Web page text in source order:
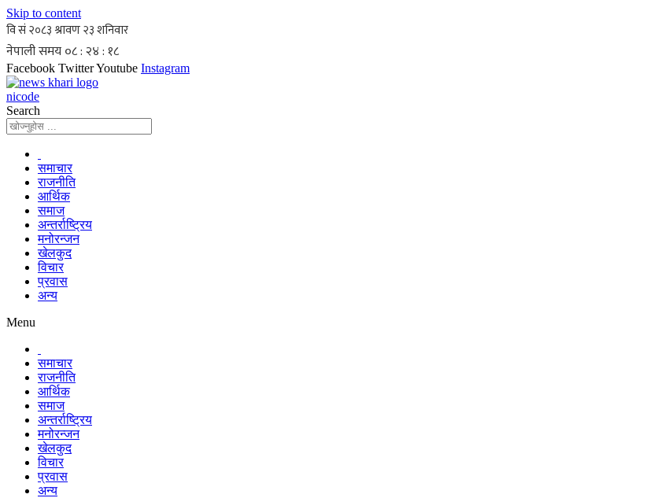
Skip to content
Facebook TwitterYoutube Instagram
nicode
Search
समाचार
राजनीति
आर्थिक
समाज
अन्तर्राष्ट्रिय
मनोरन्जन
खेलकुद
विचार
प्रवास
अन्य
Menu
समाचार
राजनीति
आर्थिक
समाज
अन्तर्राष्ट्रिय
मनोरन्जन
खेलकुद
विचार
प्रवास
अन्य